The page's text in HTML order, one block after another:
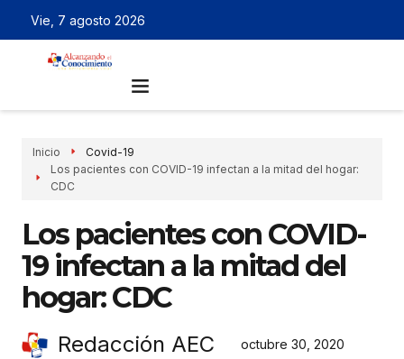
Vie, 7 agosto 2026
Inicio
Covid-19
Los pacientes con COVID-19 infectan a la mitad del hogar:
CDC
Los pacientes con COVID-
19 infectan a la mitad del
hogar: CDC
Redacción AEC octubre 30, 2020